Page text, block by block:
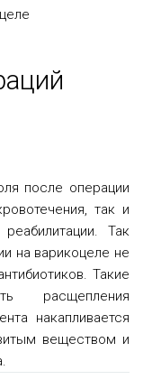
после операции
так и
Так
на варикоцеле не
Такие
расщепления
накапливается
веществом и